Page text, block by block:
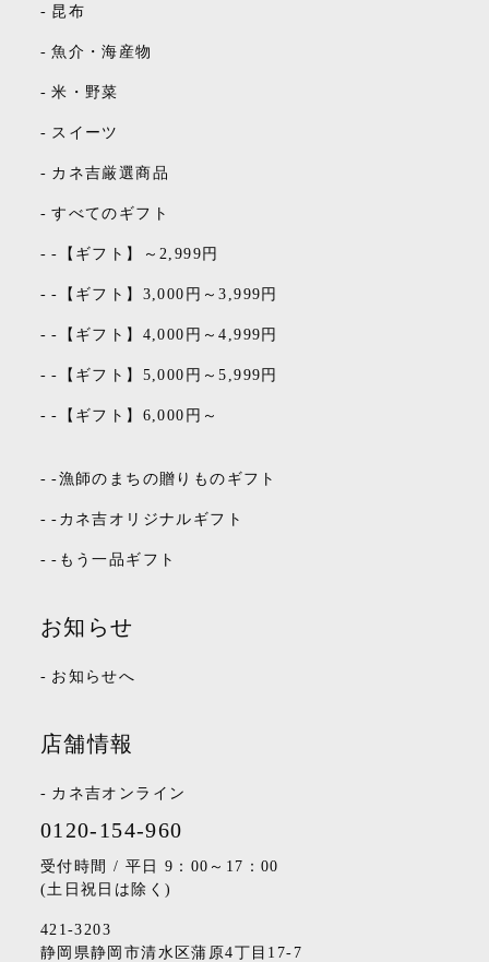
- 昆布
- 魚介・海産物
- 米・野菜
- スイーツ
- カネ吉厳選商品
- すべてのギフト
- -【ギフト】～2,999円
- -【ギフト】3,000円～3,999円
- -【ギフト】4,000円～4,999円
- -【ギフト】5,000円～5,999円
- -【ギフト】6,000円～
- -漁師のまちの贈りものギフト
- -カネ吉オリジナルギフト
- -もう一品ギフト
お知らせ
- お知らせへ
店舗情報
- カネ吉オンライン
0120-154-960
受付時間 / 平日 9：00～17：00
(土日祝日は除く)
421-3203
静岡県静岡市清水区蒲原4丁目17-7